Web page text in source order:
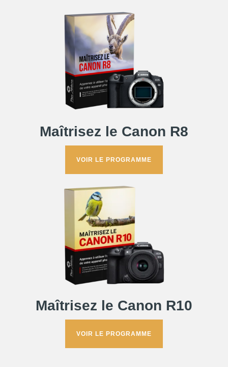
Maîtrisez le Canon R8
VOIR LE PROGRAMME
Maîtrisez le Canon R10
VOIR LE PROGRAMME